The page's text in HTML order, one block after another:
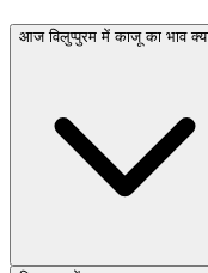
आज विलुप्पुरम में काजू का भाव